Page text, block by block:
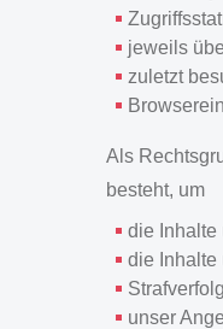
jeweils
zuletzt
Als
besteht, um
die Inhalte
die Inhalte
unser